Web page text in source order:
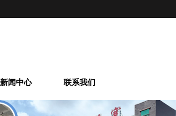
新闻中心 联系我们